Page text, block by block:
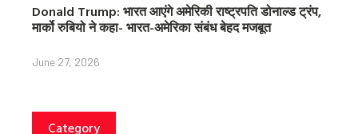
Donald Trump: भारत आएंगे अमेरिकी राष्ट्रपति डोनाल्ड ट्रंप,
मार्को रुबियो ने कहा- भारत-अमेरिका संबंध बेहद मजबूत
June 27, 2026
Category